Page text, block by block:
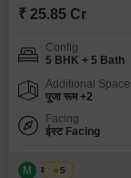
₹ 25.85 Cr
Config
5 BHK + 5 Bath
Additional
पूजा रूम +2
Facing
ईस्ट Facing
M मोनू शर्मा
5